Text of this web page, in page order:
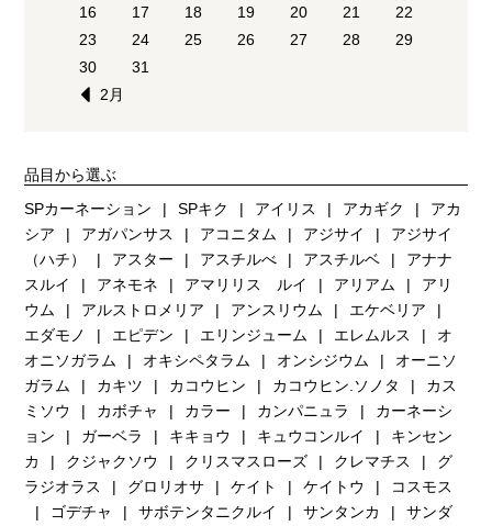
2月
16
17 18 19 20 21
22
23
24 25 26 27 28
29
30
31
品目から選ぶ
SPカーネーション
SPキク アイリス アカギク
アカ
シア
アガパンサス アコニタム アジサイ
アジサイ
（ハチ）
アスター アスチルべ アスチルベ
アナナ
スルイ
アネモネ アマリリス ルイ アリアム
アリ
ウム
アルストロメリア アンスリウム
エケベリア
エダモノ
エピデン エリンジューム エレムルス
オ
オニソガラム
オキシペタラム オンシジウム
オーニソ
ガラム
カキツ カコウヒン カコウヒン.ソノタ
カス
ミソウ
カボチャ カラー カンパニュラ
カーネーシ
ョン
ガーベラ キキョウ キュウコンルイ
キンセン
カ
クジャクソウ クリスマスローズ クレマチス
グ
ラジオラス
グロリオサ ケイト ケイトウ
コスモス
ゴデチャ
サボテンタニクルイ サンタンカ
サンダ